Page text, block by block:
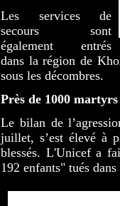
Les services de
secours sont
également entrés
dans la région de
sous les décombres.
Près de 1000 martyrs
Le bilan de
juillet, s’est élevé à
blessés. L'Unicef a
192 enfants" tués